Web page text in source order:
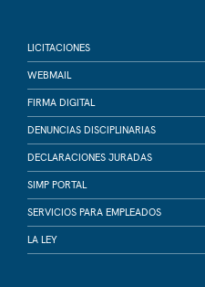
LICITACIONES
WEBMAIL
FIRMA DIGITAL
DENUNCIAS DISCIPLINARIAS
DECLARACIONES JURADAS
SIMP PORTAL
SERVICIOS PARA EMPLEADOS
LA LEY